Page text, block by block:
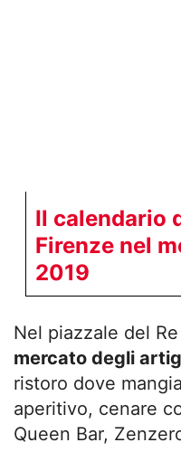
Il calendario
Firenze nel
2019
Nel piazzale del
mercato degli
ristoro dove
aperitivo, cenare
Queen Bar,